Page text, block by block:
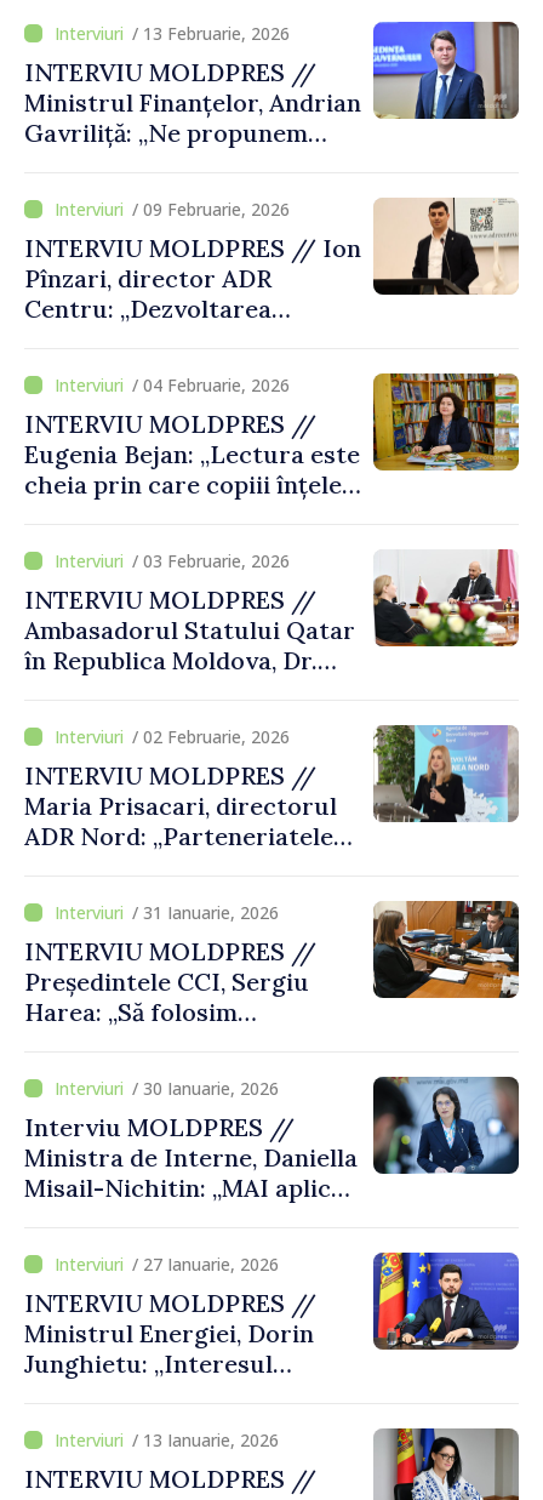
Republicii Moldova la UE:
„Dacă faci lucrurile să
devină reale, ele vor deveni
realizabile”
/ 13 Februarie, 2026
INTERVIU MOLDPRES //
Ministrul Finanțelor, Andrian
Gavriliță: „Ne propunem
financiar, în beneficiul
mediului de afaceri și al
cetățenilor”
/ 09 Februarie, 2026
INTERVIU MOLDPRES // Ion
Pînzari, director ADR
Centru: „Dezvoltarea
proiecte, ci şi schimbări
vizibile în viața oamenilor”
/ 04 Februarie, 2026
INTERVIU MOLDPRES //
Eugenia Bejan: „Lectura este
cheia prin care copiii înțeleg
/ 03 Februarie, 2026
INTERVIU MOLDPRES //
Ambasadorul Statului Qatar
în Republica Moldova, Dr.
Mahmoud: „Lucrăm la
îmbunătățirea modalităților
de atragere a investitorilor
qatarezi pe piața
moldovenească”
/ 02 Februarie, 2026
INTERVIU MOLDPRES //
Maria Prisacari, directorul
ADR Nord: „Parteneriatele
ajută să realizăm
transformări concrete”
/ 31 Ianuarie, 2026
INTERVIU MOLDPRES //
Președintele CCI, Sergiu
Harea: „Să folosim
oferă procesul de integrare
europeană pentru a atrage
investiții și a deveni
competitivi”
/ 30 Ianuarie, 2026
Interviu MOLDPRES //
Ministra de Interne, Daniella
Misail-Nichitin: „MAI aplică
domeniul securității și este
pregătit să avanseze în
procesul de aderare la UE”
/ 27 Ianuarie, 2026
INTERVIU MOLDPRES //
Ministrul Energiei, Dorin
Junghietu: „Interesul
să aibă energie sigură şi la
prețuri accesibile”
/ 13 Ianuarie, 2026
INTERVIU MOLDPRES //